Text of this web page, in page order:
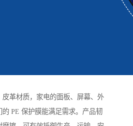
皮革材质，家电的面板、屏幕、外
PE 保护膜能满足需求。产品韧